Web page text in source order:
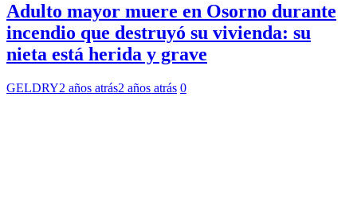
Adulto mayor muere en Osorno durante
incendio que destruyó su vivienda: su
nieta está herida y grave
GELDRY2 años atrás2 años atrás 0